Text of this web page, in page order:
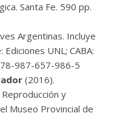
Santa Fe. 590 pp.
Argentinas. Incluye
Ediciones UNL; CABA:
987-657-986-5
(2016).
y
Museo Provincial de